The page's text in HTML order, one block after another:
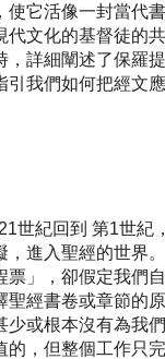
它活像一封當代
代文化的基督徒的
，詳細闡述了保羅
引我們如何把經文
紀回到 第1世紀
，進入聖經的世界
票」，卻假定我們
聖經書卷或章節的
少或根本沒有為我
的，但整個工作只